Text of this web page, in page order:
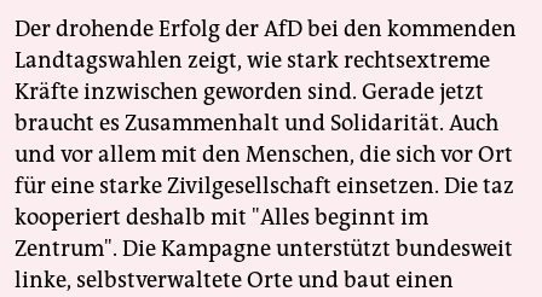
Der drohende Erfolg der AfD bei den kommenden
Landtagswahlen zeigt, wie stark rechtsextreme
Kräfte inzwischen geworden sind. Gerade jetzt
braucht es Zusammenhalt und Solidarität. Auch
und vor allem mit den Menschen, die sich vor Ort
für eine starke Zivilgesellschaft einsetzen. Die taz
kooperiert deshalb mit "Alles beginnt im
Zentrum". Die Kampagne unterstützt bundesweit
linke, selbstverwaltete Orte und baut einen